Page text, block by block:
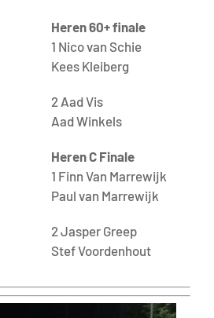
Heren 60+ finale
1 Nico van Schie
Kees Kleiberg
2 Aad Vis
Aad Winkels
Heren C Finale
1 Finn Van Marrewijk
Paul van Marrewijk
2 Jasper Greep
Stef Voordenhout